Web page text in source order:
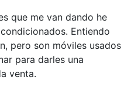
que me van dando he
Entiendo
pero son móviles usados
para darles una
venta.